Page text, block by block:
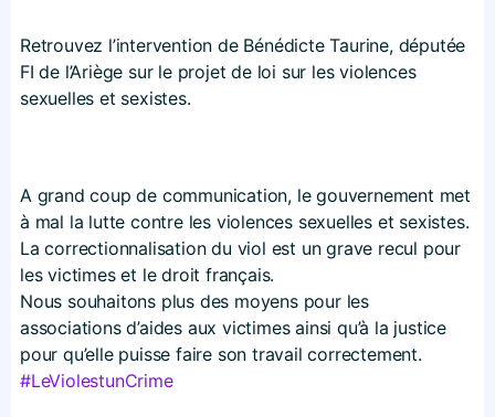
Retrouvez l’intervention de Bénédicte Taurine, députée
FI de l’Ariège sur le projet de loi sur les violences
sexuelles et sexistes.
A grand coup de communication, le gouvernement met
à mal la lutte contre les violences sexuelles et sexistes.
La correctionnalisation du viol est un grave recul pour
les victimes et le droit français.
Nous souhaitons plus des moyens pour les
associations d’aides aux victimes ainsi qu’à la justice
pour qu’elle puisse faire son travail correctement.
#LeViolestunCrime